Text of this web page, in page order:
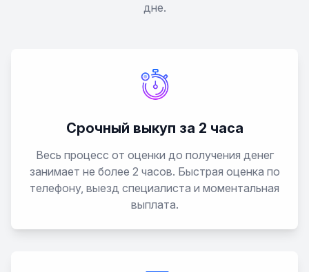
дне.
Срочный выкуп за 2 часа
Весь процесс от оценки до получения денег
занимает не более 2 часов. Быстрая оценка по
телефону, выезд специалиста и моментальная
выплата.